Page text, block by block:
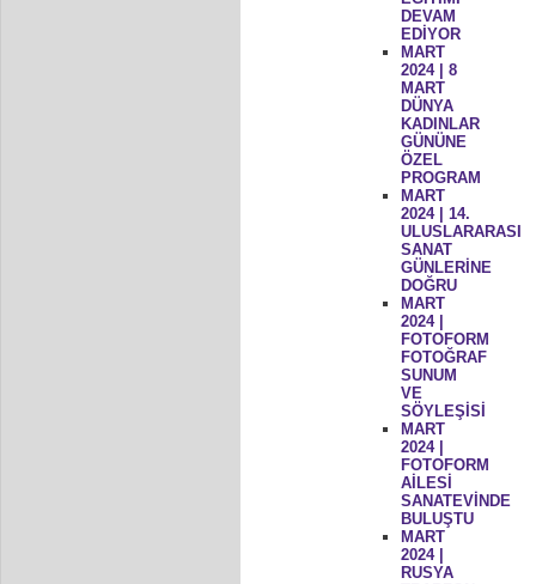
DEVAM
EDİYOR
MART
2024 | 8
MART
DÜNYA
KADINLAR
GÜNÜNE
ÖZEL
PROGRAM
MART
2024 | 14.
ULUSLARARASI
SANAT
GÜNLERİNE
DOĞRU
MART
2024 |
FOTOFORM
FOTOĞRAF
SUNUM
VE
SÖYLEŞİSİ
MART
2024 |
FOTOFORM
AİLESİ
SANATEVİNDE
BULUŞTU
MART
2024 |
RUSYA